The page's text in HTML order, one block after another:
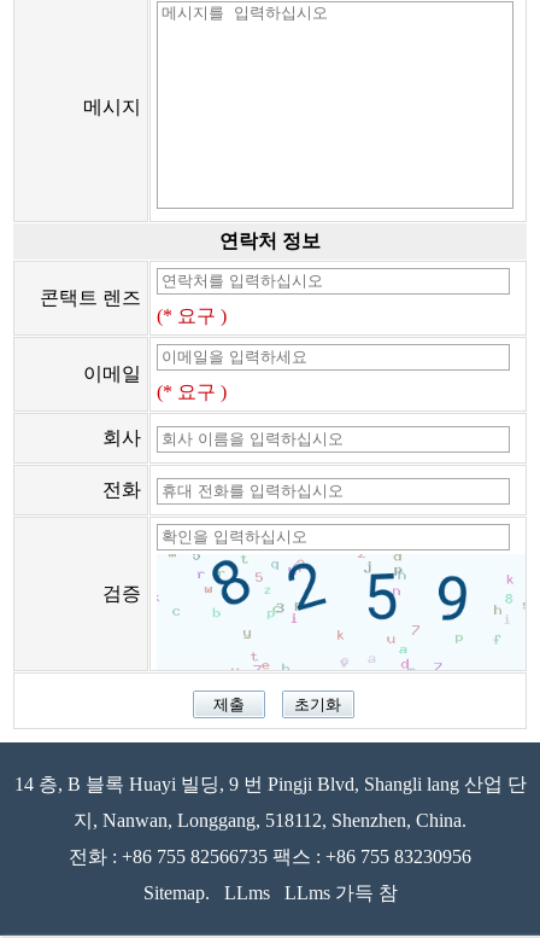
메시지
연락처 정보
콘택트 렌즈
(* 요구 )
이메일
(* 요구 )
회사
전화
검증
14 층, B 블록 Huayi 빌딩, 9 번 Pingji Blvd, Shangli lang 산업 단
지, Nanwan, Longgang, 518112, Shenzhen, China.
전화 : +86 755 82566735 팩스 : +86 755 83230956
Sitemap.
LLms LLms 가득 참